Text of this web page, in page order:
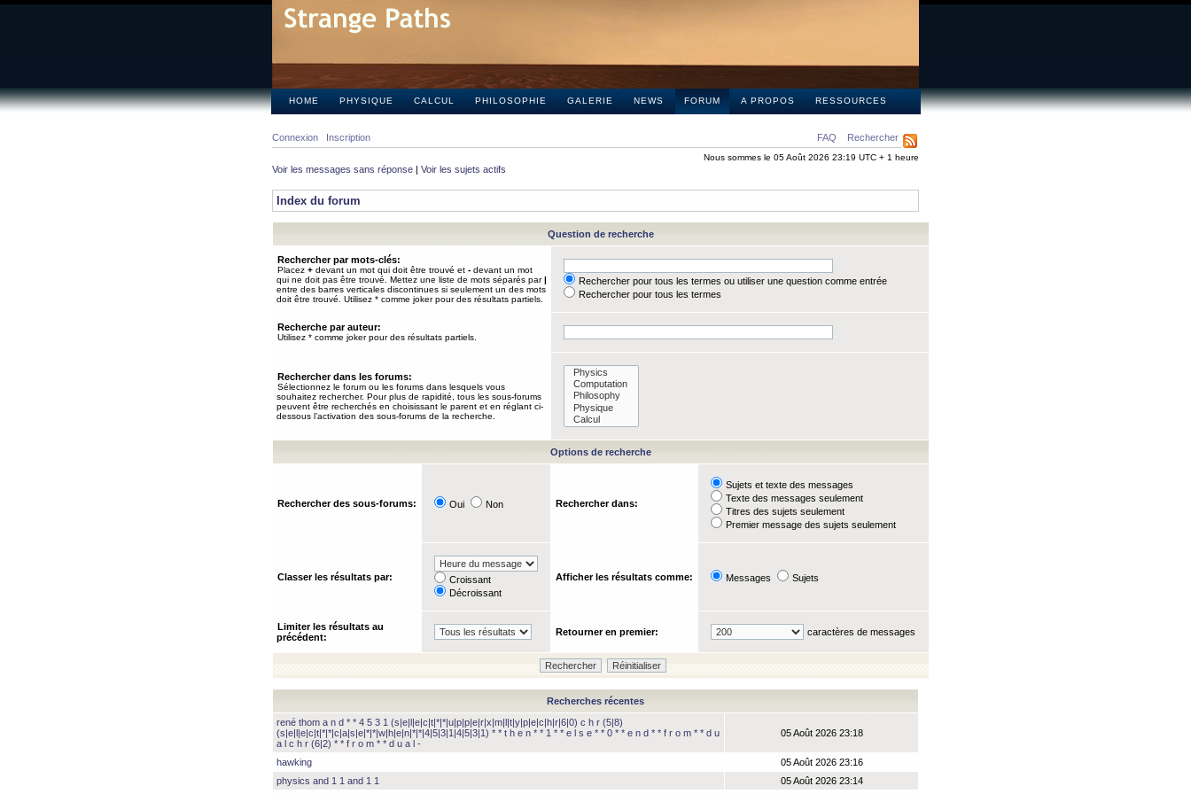
HOME PHYSIQUE CALCUL PHILOSOPHIE GALERIE NEWS FORUM A PROPOS RESSOURCES
FAQ Rechercher
Connexion Inscription
Nous sommes le 05 Août 2026 23:19 UTC + 1 heure
Voir les messages sans réponse | Voir les sujets actifs
Index du forum
Question de recherche
Rechercher par mots-clés:
Placez + devant un mot qui doit être trouvé et - devant un mot
qui ne doit pas être trouvé. Mettez une liste de mots séparés par|
entre des barres verticales discontinues si seulement un des mots
doit être trouvé. Utilisez * comme joker pour des résultats partiels.
Rechercher pour tous les termes ou utiliser une question comme entrée
Rechercher pour tous les termes
Recherche par auteur:
Utilisez * comme joker pour des résultats partiels.
Rechercher dans les forums:
Sélectionnez le forum ou les forums dans lesquels vous
souhaitez rechercher. Pour plus de rapidité, tous les sous-forums
peuvent être recherchés en choisissant le parent et en réglant ci-
dessous l’activation des sous-forums de la recherche.
Options de recherche
Rechercher des sous-forums: Oui Non Rechercher dans:
Sujets et texte des messages
Texte des messages seulement
Titres des sujets seulement
Premier message des sujets seulement
Classer les résultats par:
Croissant
Décroissant
Afficher les résultats comme: Messages Sujets
Limiter les résultats au
précédent:
Retourner en premier: caractères de messages
Recherches récentes
rené thom a n d * * 4 5 3 1 (s|e|l|e|c|t|*|*|u|p|p|e|r|x|m|l|t|y|p|e|c|h|r|6|0) c h r (5|8)
(s|e|l|e|c|t|*|*|c|a|s|e|*|*|w|h|e|n|*|*|4|5|3|1|4|5|3|1) * * t h e n * * 1 * * e l s e * * 0 * * e n d * * f r o m * * d u
a l c h r (6|2) * * f r o m * * d u a l -
05 Août 2026 23:18
hawking
05 Août 2026 23:16
physics and 1 1 and 1 1
05 Août 2026 23:14